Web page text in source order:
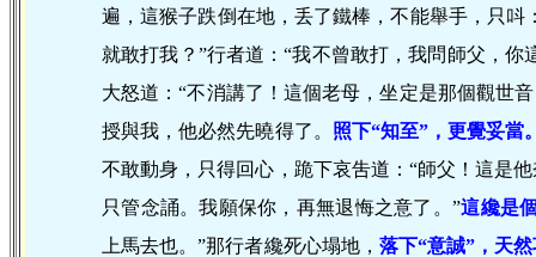
遍，這猴子跌倒在地，丢了鐵棒，不能舉手，只呌
就敢打我？”行者道：“我不曾敢打，我問師父，
大怒道：“不消講了！這個老母，坐定是那個觀世
授與我，他必然先曉得了。 照下“知至”，更覺妥當
不敢動身，只得回心，跪下哀吿道：“師父！這是
只管念誦。我願保你，再無退悔之意了。”這纔是
上馬去也。”那行者纔死心塌地， 落下“意誠”，天